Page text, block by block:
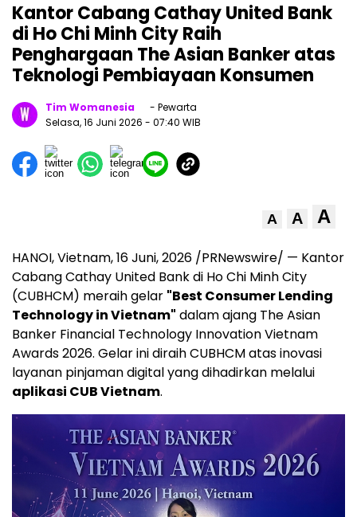
Kantor Cabang Cathay United Bank
di Ho Chi Minh City Raih
Penghargaan The Asian Banker atas
Teknologi Pembiayaan Konsumen
Tim Womanesia
- Pewarta
Selasa, 16 Juni 2026 - 07:40 WIB
A A A
HANOI, Vietnam,16 Juni, 2026 /PRNewswire/ — Kantor
Cabang Cathay United Bank di Ho Chi Minh City
(CUBHCM) meraih gelar "Best Consumer Lending
Technology in Vietnam" dalam ajang The Asian
Banker Financial Technology Innovation Vietnam
Awards 2026. Gelar ini diraih CUBHCM atas inovasi
layanan pinjaman digital yang dihadirkan melalui
aplikasi CUB Vietnam.